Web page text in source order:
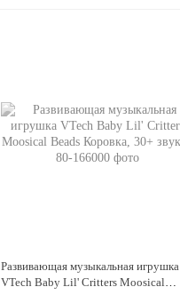
Развивающая музыкальная игрушка
VTech Baby Lil' Critters Moosical